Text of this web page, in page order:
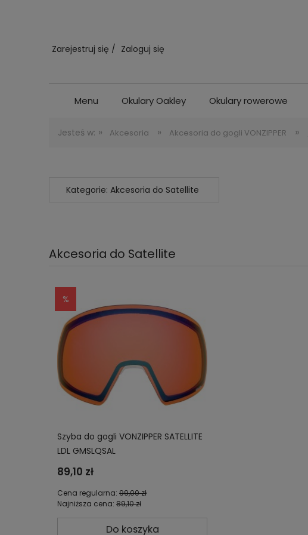
Zarejestruj się Zaloguj się
Menu Okulary Oakley Okulary rowerowe
Jesteś w: » Akcesoria » Akcesoria do gogli VONZIPPER »
Kategorie: Akcesoria do Satellite
Akcesoria do Satellite
Szyba do gogli VONZIPPER SATELLITE
LDL GMSLQSAL
89,10 zł
Cena regularna: 99,00 zł
Najniższa cena: 89,10 zł
Do koszyka